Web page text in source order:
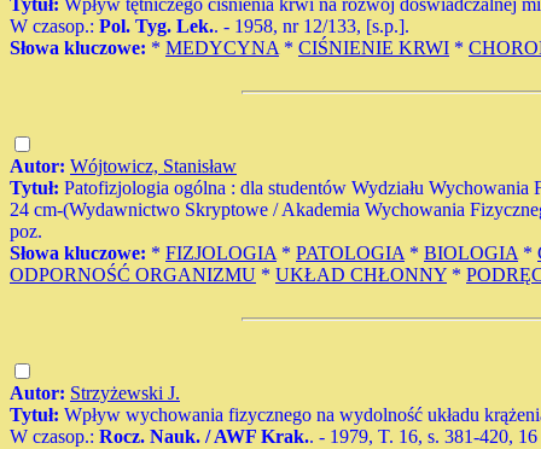
Tytuł: Wpływ tętniczego ciśnienia krwi na rozwój doświadczalnej
W czasop.: Pol. Tyg. Lek.. - 1958, nr 12/133, [s.p.].
Słowa kluczowe: * MEDYCYNA * CIŚNIENIE KRWI *
Autor: Wójtowicz, Stanisław
Tytuł: Patofizjologia ogólna : dla studentów Wydziału
24 cm-(Wydawnictwo Skryptowe / Akademia Wychowania
poz.
Słowa kluczowe: * FIZJOLOGIA * PATOLOGIA * BIOLOGIA *
ODPORNOŚĆ ORGANIZMU * UKŁAD CHŁONNY *
Autor: Strzyżewski J.
Tytuł: Wpływ wychowania fizycznego na wydolność układu
W czasop.: Rocz. Nauk. / AWF Krak.. - 1979, T. 16, s. 381-420,